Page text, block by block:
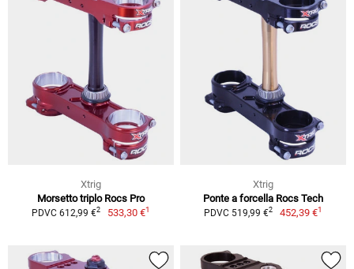
Xtrig
Morsetto triplo Rocs Pro
PDVC 612,99 €2 533,30 €1
Xtrig
Ponte a forcella Rocs Tech
PDVC 519,99 €2 452,39 €1